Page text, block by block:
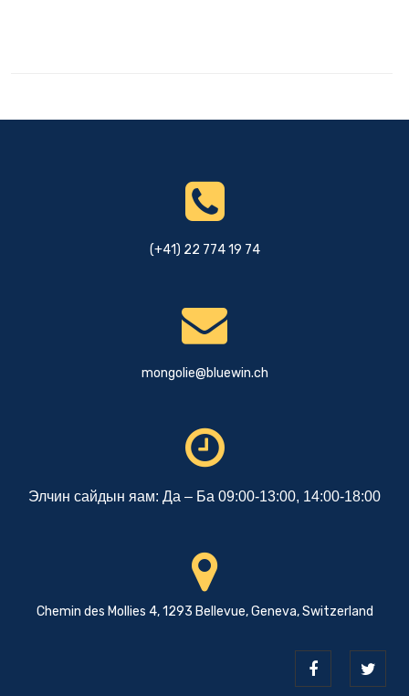
(+41) 22 774 19 74
mongolie@bluewin.ch
Элчин сайдын яам: Да – Ба 09:00-13:00, 14:00-18:00
Chemin des Mollies 4, 1293 Bellevue, Geneva, Switzerland